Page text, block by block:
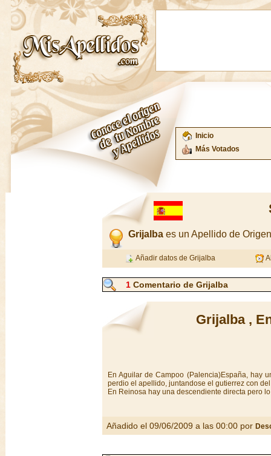
Inicio
Más Votados
Grijalba es un Apellido de
Añadir datos de Grijalba
1 Comentario de Grijalba
Grijalba ,
En Aguilar de Campoo (Palencia)España, hay
perdio el apellido, juntandose el gutierrez con
En Reinosa hay una descendiente directa pero
Añadido el 09/06/2009 a las 00:00 por